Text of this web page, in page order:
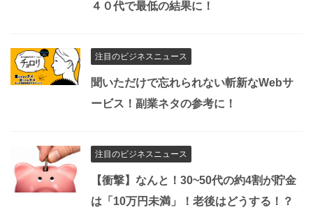
４０代で最低の結果に！
注目のビジネスニュース
聞いただけで忘れられない斬新なWebサ
ービス！副業ネタの参考に！
注目のビジネスニュース
【衝撃】なんと！30~50代の約4割が貯金
は「10万円未満」！老後はどうする！？